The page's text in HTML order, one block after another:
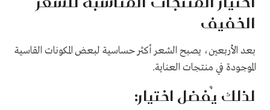
الخفيف
بعد الأربعين، يصبح الشعر أكثر حساسية لبعض المكونات القاسية
الموجودة في منتجات العناية.
لذلك يُفضل اختيار: